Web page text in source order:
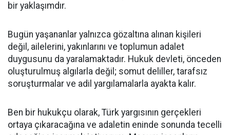
bir yaklaşımdır.
Bugün yaşananlar yalnızca gözaltına alınan kişileri
değil, ailelerini, yakınlarını ve toplumun adalet
duygusunu da yaralamaktadır. Hukuk devleti, önceden
oluşturulmuş algılarla değil; somut deliller, tarafsız
soruşturmalar ve adil yargılamalarla ayakta kalır.
Ben bir hukukçu olarak, Türk yargısının gerçekleri
ortaya çıkaracağına ve adaletin eninde sonunda tecelli